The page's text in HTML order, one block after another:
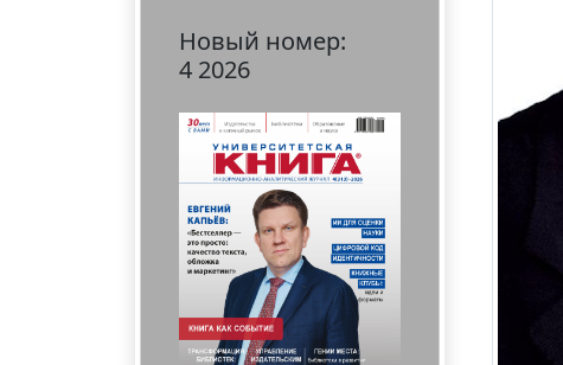
Новый номер:
4 2026